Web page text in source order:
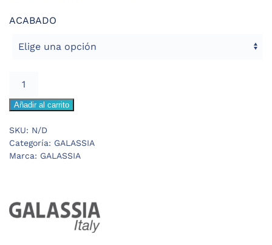
ACABADO
GALASSIA
TAPA
cantidad
Añadir al carrito
SKU: N/D
Categoría: GALASSIA
Marca: GALASSIA